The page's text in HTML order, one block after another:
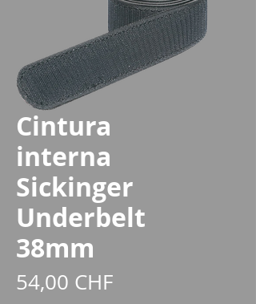
Cintura
interna
Sickinger
Underbelt
38mm
54,00 CHFPrezzo